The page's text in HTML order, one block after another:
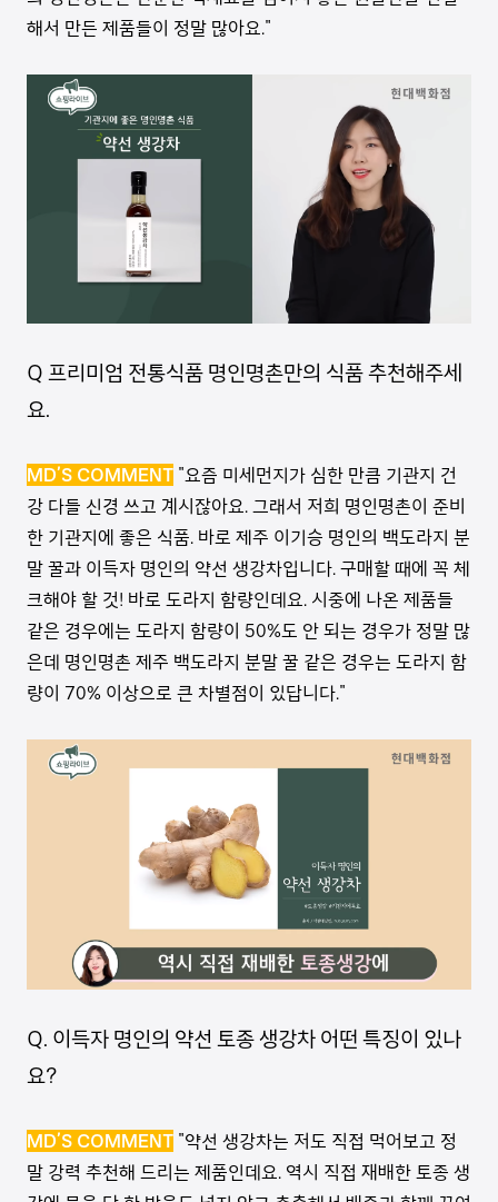
해서 만든 제품들이 정말 많아요."
Q 프리미엄 전통식품 명인명촌만의 식품 추천해주세
요.
MD’S COMMENT "요즘 미세먼지가 심한 만큼 기관지 건
강 다들 신경 쓰고 계시잖아요. 그래서 저희 명인명촌이 준비
한 기관지에 좋은 식품. 바로 제주 이기승 명인의 백도라지 분
말 꿀과 이득자 명인의 약선 생강차입니다. 구매할 때에 꼭 체
크해야 할 것! 바로 도라지 함량인데요. 시중에 나온 제품들
같은 경우에는 도라지 함량이 50%도 안 되는 경우가 정말 많
은데 명인명촌 제주 백도라지 분말 꿀 같은 경우는 도라지 함
량이 70% 이상으로 큰 차별점이 있답니다."
Q. 이득자 명인의 약선 토종 생강차 어떤 특징이 있나
요?
MD’S COMMENT "약선 생강차는 저도 직접 먹어보고 정
말 강력 추천해 드리는 제품인데요. 역시 직접 재배한 토종 생